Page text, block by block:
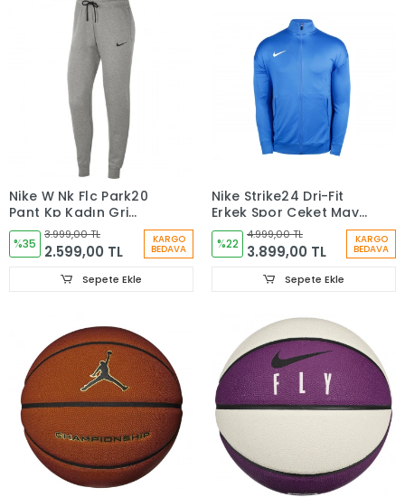
Nike W Nk Flc Park20
Pant Kp Kadın Gri
Futbol Eşofman Altı
CW6961-063
%35
3.999,00 TL
2.599,00 TL
KARGO
BEDAVA
Sepete Ekle
Nike Strike24 Dri-Fit
Erkek Spor Ceket Mavi
FD7579-468
%22
4.999,00 TL
3.899,00 TL
KARGO
BEDAVA
Sepete Ekle